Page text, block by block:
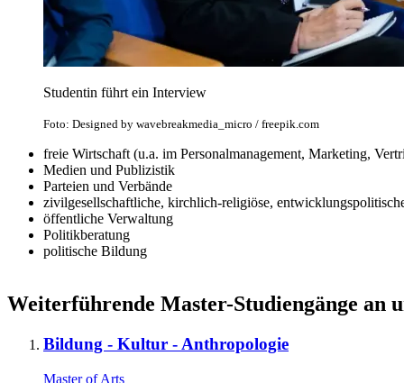
Studentin führt ein Interview
Foto: Designed by wavebreakmedia_micro / freepik.com
freie Wirtschaft (u.a. im Personalmanagement, Marketing,
Medien und Publizistik
Parteien und Verbände
zivilgesellschaftliche, kirchlich-religiöse,
öffentliche Verwaltung
Politikberatung
politische Bildung
Weiterführende Master-Studiengänge an
Bildung - Kultur - Anthropologie
Master of Arts